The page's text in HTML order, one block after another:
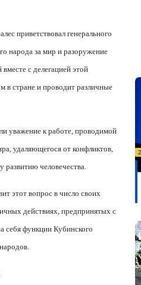
приветствовал генерального
народа за мир и разоружение
с делегацией этой
в стране и проводит различные
уважение к работе, проводимой
удаляющегося от конфликтов,
развитию человечества.
этот вопрос в число своих
действиях, предпринятых с
себя функции Кубинского